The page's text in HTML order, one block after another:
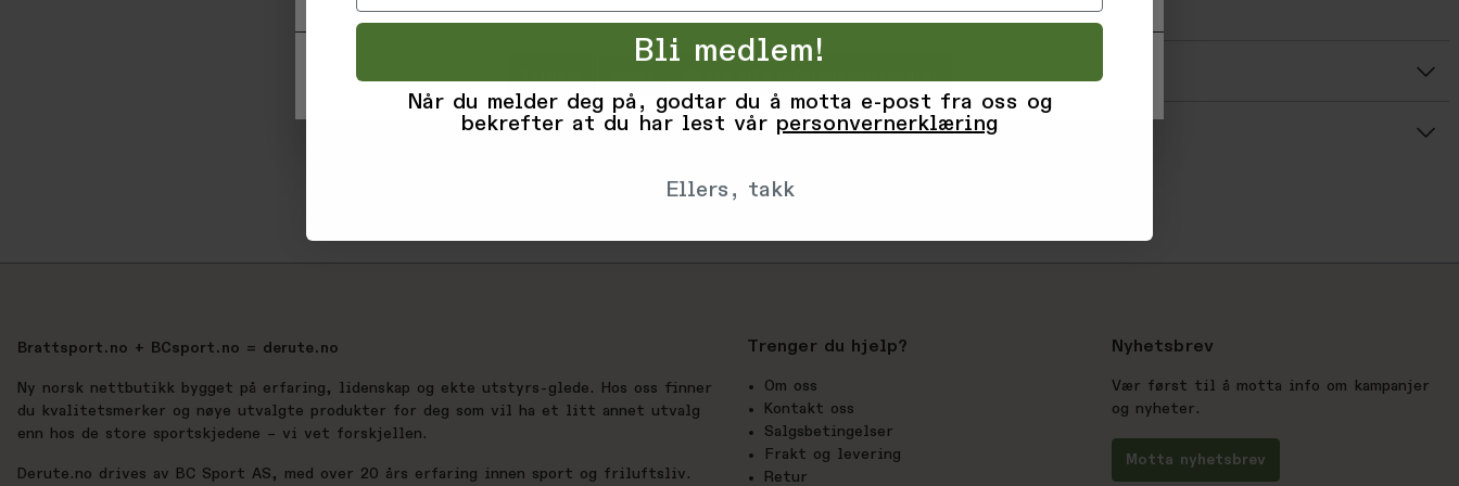
EAN: 7330057017144
Gjennomsnittsvurdering: %score% av 5 stjerner
Produsent
Brattsport.no + BCsport.no = derute.no
Ny norsk nettbutikk bygget på erfaring, lidenskap og ekte utstyrs-glede. Hos oss finner
du kvalitetsmerker og nøye utvalgte produkter for deg som vil ha et litt annet utvalg
enn hos de store sportskjedene – vi vet forskjellen.
Derute.no drives av BC Sport AS, med over 20 års erfaring innen sport og friluftsliv.
Trenger du hjelp?
Om oss
Kontakt oss
Salgsbetingelser
Frakt og levering
Retur
Nyhetsbrev
Vær først til å motta info om kampanjer
og nyheter.
Motta nyhetsbrev
Bli medlem!
Når du melder deg på, godtar du å motta e-post fra oss og
bekrefter at du har lest vår personvernerklæring
Ellers, takk